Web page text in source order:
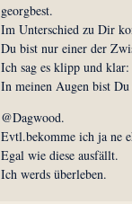
georgbest.
Im Unterschied zu Dir
Du bist nur einer der
Ich sag es klipp und klar:
In meinen Augen bist
@Dagwood.
Evtl.bekomme ich ja ne
Egal wie diese ausfällt.
Ich werds überleben.